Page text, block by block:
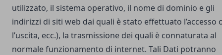
utilizzato, il sistema operativo, il nome di dominio e gli
indirizzi di siti web dai quali è stato effettuato l’accesso
l’uscita, ecc.), la trasmissione dei quali è connaturata al
normale funzionamento di internet. Tali Dati potranno